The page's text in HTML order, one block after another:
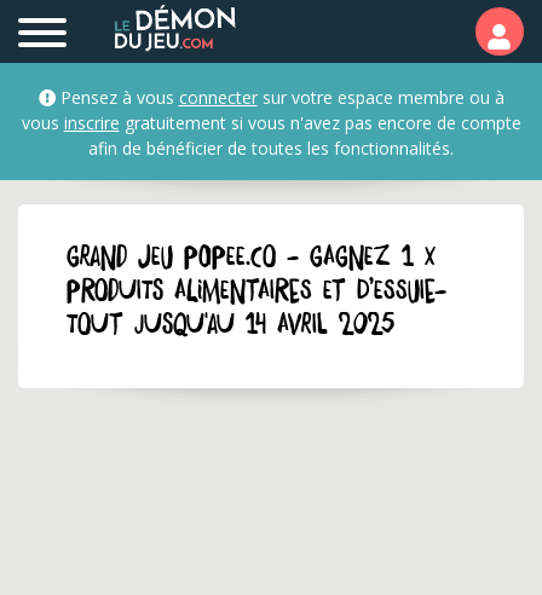
Pensez à vous connectersur votre espace membre ou à
vous inscrire gratuitement si vous n'avez pas encore de compte
afin de bénéficier de toutes les fonctionnalités.
GRAND JEU popee.co - Gagnez 1 x
produits alimentaires et d’essuie-
tout jusqu'au 14 avril 2025